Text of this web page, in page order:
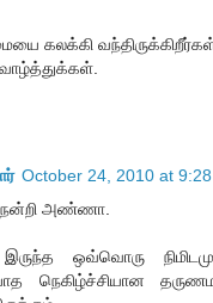
கலக்கி
October 24, 2010 at 9:28
நன்றி அண்ணா.
ஒவ்வொரு
நெகிழ்ச்சியான